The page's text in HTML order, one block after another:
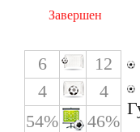
Завершен
6
12
4
4
54%
46%